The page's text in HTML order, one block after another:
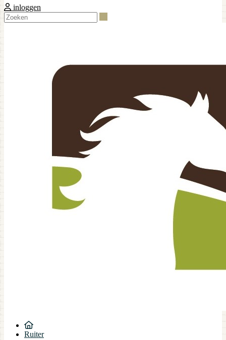
inloggen
Ruiter